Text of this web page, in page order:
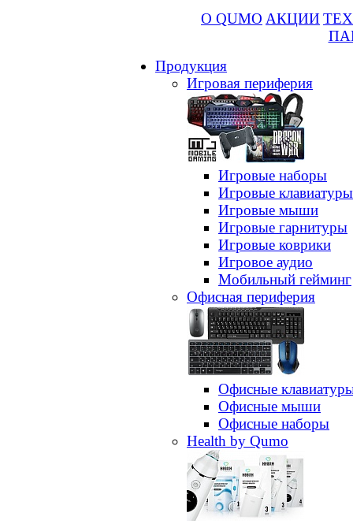
О QUMO АКЦИИ
Продукция
Игровая периферия
Игровые наборы
Игровые клавиатуры
Игровые мыши
Игровые гарнитуры
Игровые коврики
Игровое аудио
Мобильный гейминг
Офисная периферия
Офисные
Офисные мыши
Офисные наборы
Health by Qumo